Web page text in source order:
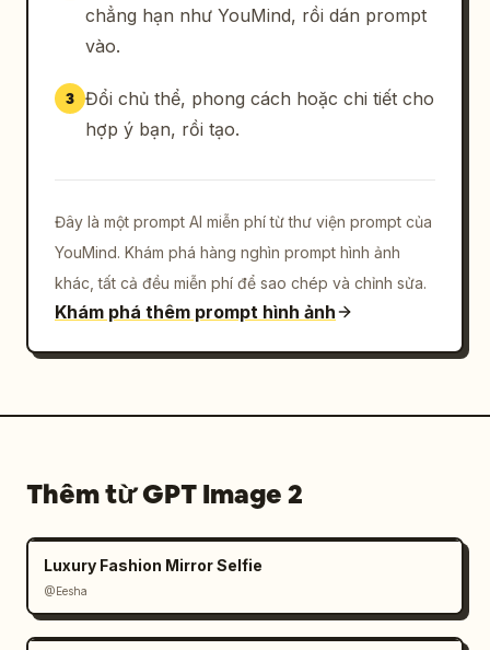
chẳng hạn như YouMind, rồi dán prompt
vào.
3 Đổi chủ thể, phong cách hoặc chi tiết cho
hợp ý bạn, rồi tạo.
Đây là một prompt AI miễn phí từ thư viện prompt của
YouMind. Khám phá hàng nghìn prompt hình ảnh
khác, tất cả đều miễn phí để sao chép và chỉnh sửa.
Khám phá thêm prompt hình ảnh
Thêm từ GPT Image 2
Luxury Fashion Mirror Selfie
@Eesha